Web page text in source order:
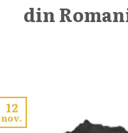
din
12
nov.